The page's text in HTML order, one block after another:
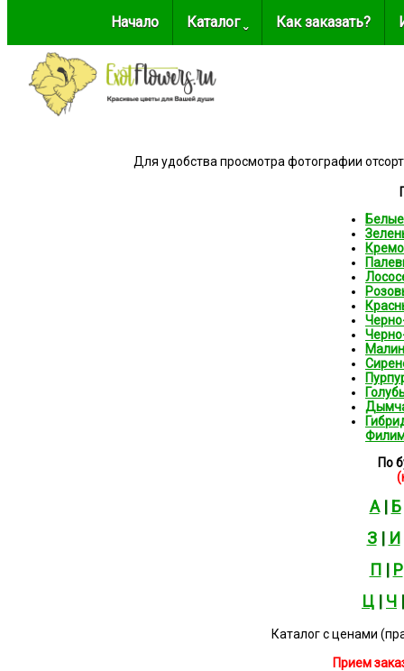
Начало Каталог ˬ Как заказать?
Для удобства просмотра фотографии
Белые
По
А| Б
З| И
П| Р
Ц | Ч
Каталог с ценами
Прием